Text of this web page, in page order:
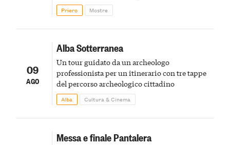
Priero Mostre
09
AGO
Alba Sotterranea
Un tour guidato da un archeologo
professionista per un itinerario con tre tappe
del percorso archeologico cittadino
Alba Cultura & Cinema
Messa e finale Pantalera